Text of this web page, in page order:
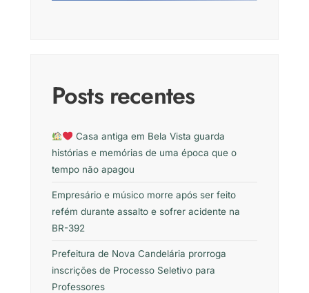
Posts recentes
Casa antiga em Bela Vista guarda
histórias e memórias de uma época que o
tempo não apagou
Empresário e músico morre após ser feito
refém durante assalto e sofrer acidente na
BR-392
Prefeitura de Nova Candelária prorroga
inscrições de Processo Seletivo para
Professores